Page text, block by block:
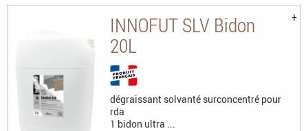
INNOFUT SLV Bidon
20L
dégraissant solvanté surconcentré pour
rda
1 bidon ultra ...